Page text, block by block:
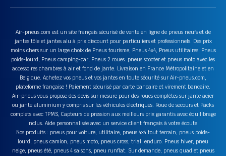
Air-pneus.com est un site français sécurisé de vente en ligne de pneus neufs et de
jantes tôle et jantes alu à prix discount pour particuliers et professionnels. Des prix
moins chers sur un large choix de Pneus tourisme, Pneus 4x4, Pneus utilitaires, Pneus
poids-lourd, Pneus camping-car, Pneus 2 roues: pneus scooter et pneus moto avec les
accessoires chambres à air et fond de jante. Livraison en France Métropolitaine et en
Belgique. Achetez vos pneus et vos jantes en toute sécurité sur Air-pneus.com,
plateforme française ! Paiement sécurisé par carte bancaire et virement bancaire.
Air-pneus vous propose des devis sur mesure pour des roues complètes sur jante acier
ou jante aluminium y compris sur les véhicules électriques. Roue de secours et Packs
complets avec TPMS, Capteurs de pression aux meilleurs prix garantis avec équilibrage
inclus. Aide personnalisée avec un service client français à votre écoute.
Nos produits : pneus pour voiture, utilitaire, pneus 4x4 tout terrain, pneus poids-
lourd, pneus camion, pneus moto, pneus cross, trial, enduro. Pneus hiver, pneu
neige, pneus été, pneus 4 saisons, pneu runflat. Sur demande, pneus quad et pneus